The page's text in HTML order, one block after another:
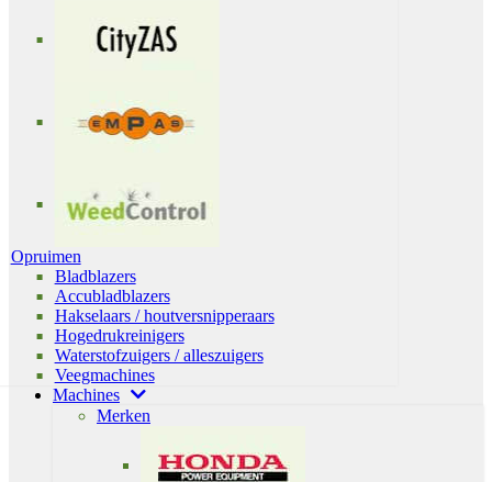
Opruimen
Bladblazers
Accubladblazers
Hakselaars / houtversnipperaars
Hogedrukreinigers
Waterstofzuigers / alleszuigers
Veegmachines
Machines
Merken